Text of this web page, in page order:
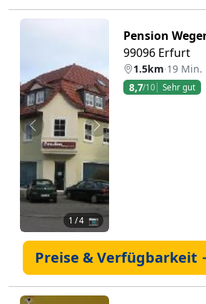
Zurück Weiter
1 / 4 📷
Pension
99096 Erfurt
1.5km·19 Min.
8,7/10 Sehr gut
Preise & Verfügbarkeit